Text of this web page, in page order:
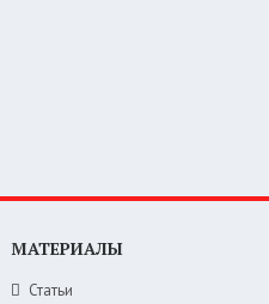
МАТЕРИАЛЫ
Статьи